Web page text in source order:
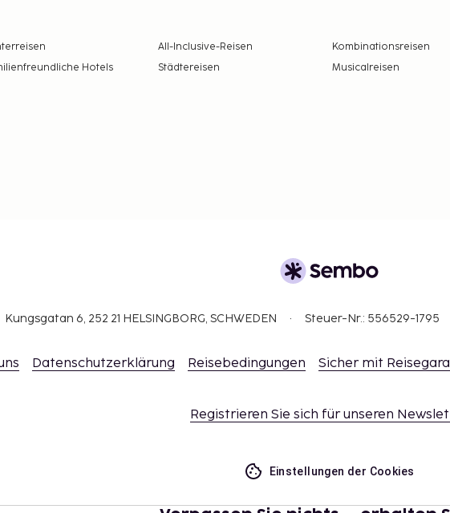
All-Inclusive-Reisen Kombinationsreisen
Hotels Städtereisen Musicalreisen
Kungsgatan 6, 252 21 HELSINGBORG, SCHWEDEN Steuer-Nr.: 556529-1795
Datenschutzerklärung Reisebedingungen Sicher mit
Registrieren Sie sich für unseren
Einstellungen der Cookies